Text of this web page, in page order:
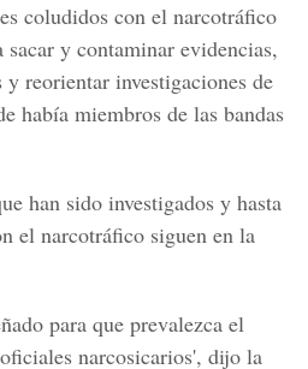
coludidos con el narcotráfico
y contaminar evidencias,
reorientar investigaciones de
había miembros de las bandas
han sido investigados y hasta
el narcotráfico siguen en la
para que prevalezca el
narcosicarios', dijo la